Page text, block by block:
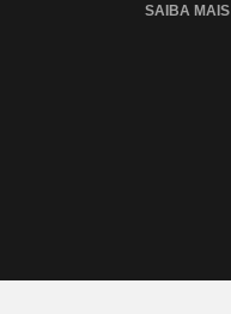
SAIBA MAIS